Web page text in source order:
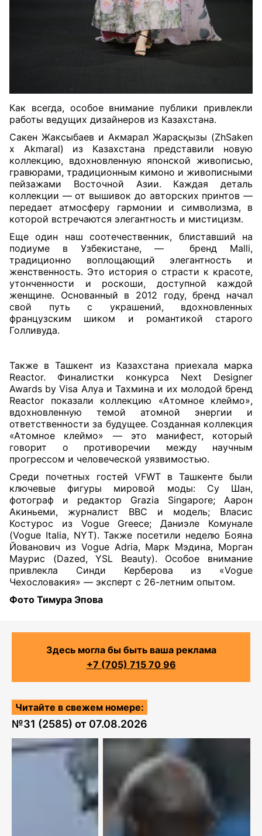
Как всегда, особое внимание публики привлекли
работы ведущих дизайнеров из Казахстана.
Сакен Жаксыбаев и Акмарал Жарасқызы (ZhSaken
x Akmaral) из Казахстана представили новую
коллекцию, вдохновленную японской живописью,
гравюрами, традиционным кимоно и живописными
пейзажами Восточной Азии. Каждая деталь
коллекции — от вышивок до авторских принтов —
передает атмосферу гармонии и символизма, в
которой встречаются элегантность и мистицизм.
Еще один наш соотечественник, блиставший на
подиуме в Узбекистане, —
бренд Malli,
традиционно воплощающий элегантность и
женственность. Это история о страсти к красоте,
утонченности и роскоши, доступной каждой
женщине. Основанный в 2012 году, бренд начал
свой путь с украшений, вдохновленных
французским шиком и романтикой старого
Голливуда.
Также в Ташкент из Казахстана приехала марка
Reactor. Финалистки конкурса Next Designer
Awards by Visa Алуа и Тахмина и их молодой бренд
Reactor показали коллекцию «Атомное клеймо»,
вдохновленную темой атомной энергии и
ответственности за будущее. Созданная коллекция
«Атомное клеймо» — это манифест, который
говорит о противоречии между научным
прогрессом и человеческой уязвимостью.
Среди почетных гостей VFWT в Ташкенте были
ключевые фигуры мировой моды: Су Шан,
фотограф и редактор Grazia Singapore; Аарон
Акиньеми, журналист BBC и модель; Власис
Костурос из Vogue Greece; Даниэле Комунале
(Vogue Italia, NYT). Также посетили неделю Бояна
Йованович из Vogue Adria, Марк Мэдина, Морган
Маурис (Dazed, YSL Beauty). Особое внимание
привлекла Синди Керберова из «Vogue
Чехословакия» — эксперт с 26-летним опытом.
Фото Тимура Эпова
Здесь могла бы быть ваша реклама
+7 (705) 715 70 96
Читайте в свежем номере:
№31 (2585) от 07.08.2026